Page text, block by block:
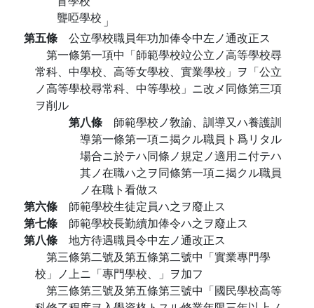
聾啞學校 」
第五條 公立學校職員年功加俸令中左ノ通改正ス
第一條第一項中「師範學校竝公立ノ高等學校尋
常科、中學校、高等女學校、實業學校」ヲ「公立
ノ高等學校尋常科、中等學校」ニ改メ同條第三項
ヲ削ル
第八條 師範學校ノ敎諭、訓導又ハ養護訓
導第一條第一項ニ揭クル職員ト爲リタル
場合ニ於テハ同條ノ規定ノ適用ニ付テハ
其ノ在職ハ之ヲ同條第一項ニ揭クル職員
ノ在職ト看做ス
第六條 師範學校生徒定員ハ之ヲ廢止ス
第七條 師範學校長勤續加俸令ハ之ヲ廢止ス
第八條 地方待遇職員令中左ノ通改正ス
第三條第二號及第五條第二號中「實業專門學
校」ノ上ニ「專門學校、」ヲ加フ
第三條第三號及第五條第三號中「國民學校高等